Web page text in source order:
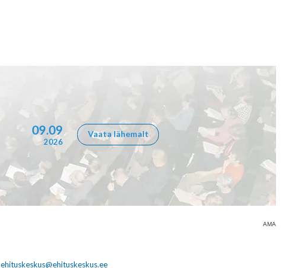
09.09
2026
Vaata lähemalt
ehituskeskus@ehituskeskus.ee
AMA